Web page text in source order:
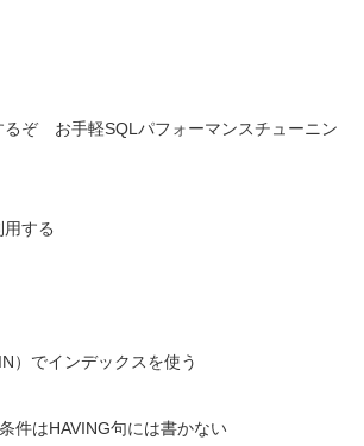
ぞ お手軽SQLパフォーマンスチューニン
する
）でインデックスを使う
件はHAVING句には書かない